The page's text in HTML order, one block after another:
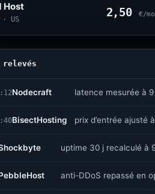
Host
· US
2,50 €/mo
relevés
Nodecraft latence mesurée à
BisectHosting prix d’entrée ajusté
uptime 30 j recalculé à
anti-DDoS repassé en